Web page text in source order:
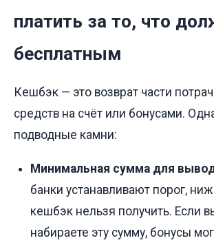
платить за то, что
бесплатным
Кешбэк — это возврат части
средств на счёт или бонусами.
подводные камни:
Минимальная сумма для
банки устанавливают порог,
кешбэк нельзя получить. Если
набираете эту сумму, бонусы